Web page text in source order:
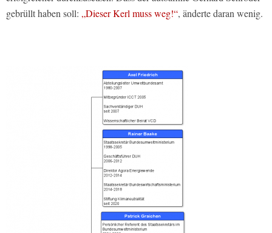
gebrüllt haben soll: „Dieser Kerl muss weg!“, änderte daran wenig.